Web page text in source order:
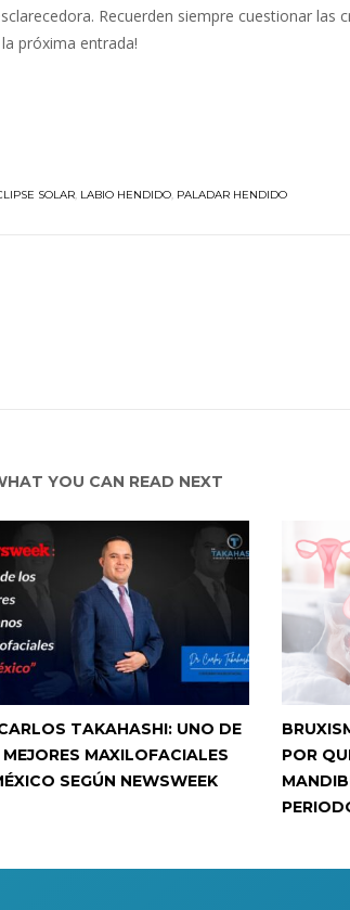
Recuerden siempre cuestionar las
próxima entrada!
SOLAR, LABIO HENDIDO, PALADAR HENDIDO
YOU CAN READ NEXT
TAKAHASHI: UNO DE
MAXILOFACIALES
SEGÚN NEWSWEEK
POR